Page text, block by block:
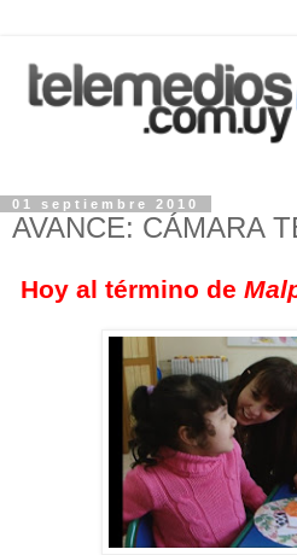
01 septiembre 2010
AVANCE: CÁMARA
Hoy al término de